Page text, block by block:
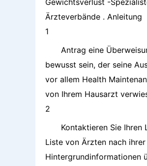
Gewichtsverlust -
Ärzteverbände . Anleitung
1
Antrag eine
bewusst sein, der seine
vor allem Health
von Ihrem Hausarzt
2
Kontaktieren Sie Ihren
Liste von Ärzten nach
Hintergrundinformationen